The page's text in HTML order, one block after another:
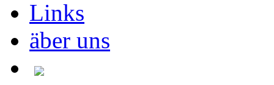
Links
äber uns